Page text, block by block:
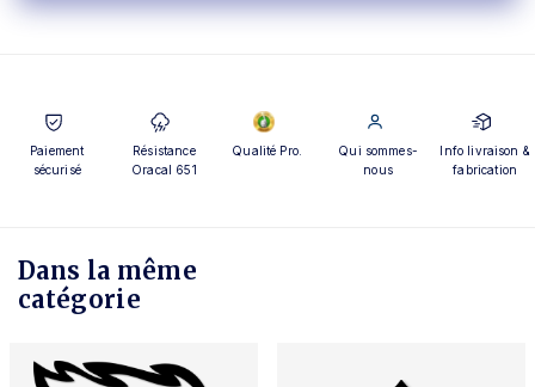
Paiement
sécurisé
Résistance
Oracal 651
Qualité Pro.
Qui sommes-
nous
Info livraison &
fabrication
Dans la même
catégorie